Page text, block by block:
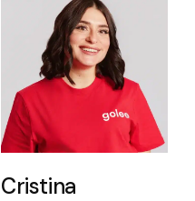
Cristina